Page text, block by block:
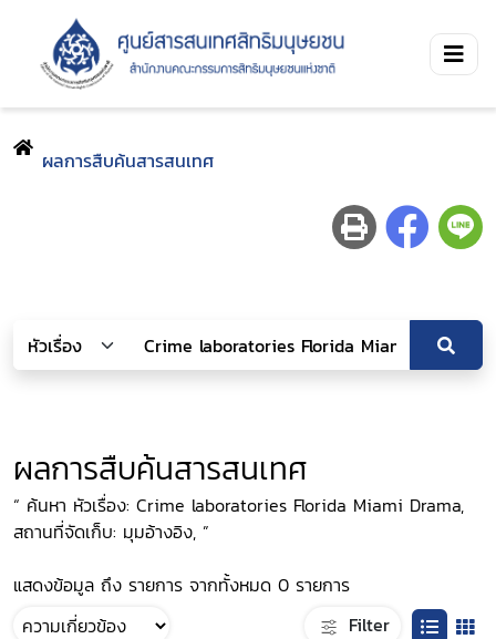
ผลการสืบค้นสารสนเทศ
ผลการสืบค้นสารสนเทศ
“ ค้นหา หัวเรื่อง: Crime laboratories Florida Miami Drama,
สถานที่จัดเก็บ: มุมอ้างอิง, ”
แสดงข้อมูล ถึง รายการ จากทั้งหมด 0 รายการ
Filter